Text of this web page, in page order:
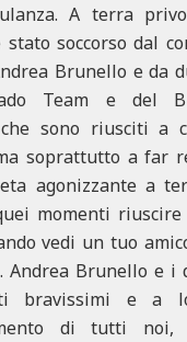
A terra
stato soccorso dal
Brunello e da
Team e del
sono riusciti a
soprattutto a far
agonizzante a
momenti riuscire
vedi un tuo
Andrea Brunello e i
bravissimi e a
di tutti noi,